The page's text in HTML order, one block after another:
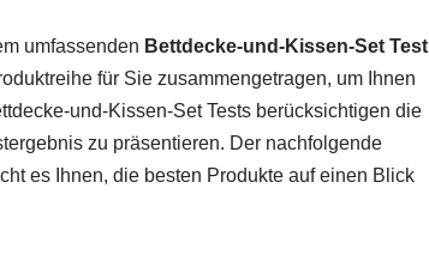
umfassenden Bettdecke-und-Kissen-Set Test
für Sie zusammengetragen, um Ihnen
und-Kissen-Set Tests berücksichtigen die
zu präsentieren. Der nachfolgende
es Ihnen, die besten Produkte auf einen Blick